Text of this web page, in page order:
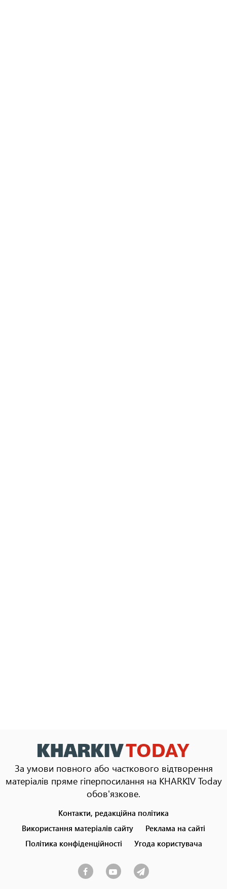
За умови повного або часткового відтворення
матеріалів пряме гіперпосилання на KHARKIV Today
обов'язкове.
menu
Контакти, редакційна політика
Використання матеріалів сайту
Реклама на сайті
Політика конфіденційності
Угода користувача